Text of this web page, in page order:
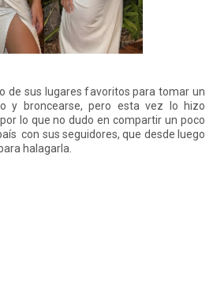
de sus lugares favoritos para tomar un
y broncearse, pero esta vez lo hizo
lo que no dudo en compartir un poco
con sus seguidores, que desde luego
halagarla.